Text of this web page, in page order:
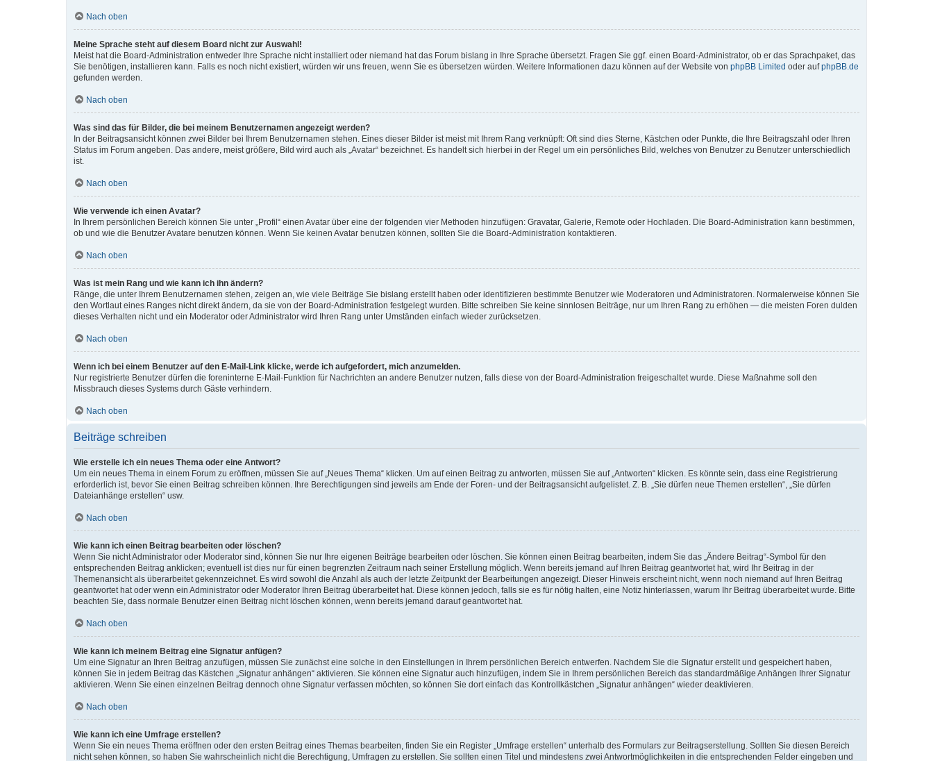
Nach oben
Meine Sprache steht auf diesem Board nicht zur Auswahl!
Meist hat die Board-Administration entweder Ihre Sprache nicht installiert oder niemand hat das Forum bislang in Ihre Sprache übersetzt. Fragen Sie ggf. einen Board-Administrator, ob er das Sprachpaket, das
Sie benötigen, installieren kann. Falls es noch nicht existiert, würden wir uns freuen, wenn Sie es übersetzen würden. Weitere Informationen dazu können auf der Website von phpBB Limited oder aufphpBB.de
gefunden werden.
Nach oben
Was sind das für Bilder, die bei meinem Benutzernamen angezeigt werden?
In der Beitragsansicht können zwei Bilder bei Ihrem Benutzernamen stehen. Eines dieser Bilder ist meist mit Ihrem Rang verknüpft: Oft sind dies Sterne, Kästchen oder Punkte, die Ihre Beitragszahl oder Ihren
Status im Forum angeben. Das andere, meist größere, Bild wird auch als „Avatar“ bezeichnet. Es handelt sich hierbei in der Regel um ein persönliches Bild, welches von Benutzer zu Benutzer unterschiedlich
ist.
Nach oben
Wie verwende ich einen Avatar?
In Ihrem persönlichen Bereich können Sie unter „Profil“ einen Avatar über eine der folgenden vier Methoden hinzufügen: Gravatar, Galerie, Remote oder Hochladen. Die Board-Administration kann bestimmen,
ob und wie die Benutzer Avatare benutzen können. Wenn Sie keinen Avatar benutzen können, sollten Sie die Board-Administration kontaktieren.
Nach oben
Was ist mein Rang und wie kann ich ihn ändern?
Ränge, die unter Ihrem Benutzernamen stehen, zeigen an, wie viele Beiträge Sie bislang erstellt haben oder identifizieren bestimmte Benutzer wie Moderatoren und Administratoren. Normalerweise können Sie
den Wortlaut eines Ranges nicht direkt ändern, da sie von der Board-Administration festgelegt wurden. Bitte schreiben Sie keine sinnlosen Beiträge, nur um Ihren Rang zu erhöhen — die meisten Foren dulden
dieses Verhalten nicht und ein Moderator oder Administrator wird Ihren Rang unter Umständen einfach wieder zurücksetzen.
Nach oben
Wenn ich bei einem Benutzer auf den E-Mail-Link klicke, werde ich aufgefordert, mich anzumelden.
Nur registrierte Benutzer dürfen die foreninterne E-Mail-Funktion für Nachrichten an andere Benutzer nutzen, falls diese von der Board-Administration freigeschaltet wurde. Diese Maßnahme soll den
Missbrauch dieses Systems durch Gäste verhindern.
Nach oben
Beiträge schreiben
Wie erstelle ich ein neues Thema oder eine Antwort?
Um ein neues Thema in einem Forum zu eröffnen, müssen Sie auf „Neues Thema“ klicken. Um auf einen Beitrag zu antworten, müssen Sie auf „Antworten“ klicken. Es könnte sein, dass eine Registrierung
erforderlich ist, bevor Sie einen Beitrag schreiben können. Ihre Berechtigungen sind jeweils am Ende der Foren- und der Beitragsansicht aufgelistet. Z. B. „Sie dürfen neue Themen erstellen“, „Sie dürfen
Dateianhänge erstellen“ usw.
Nach oben
Wie kann ich einen Beitrag bearbeiten oder löschen?
Wenn Sie nicht Administrator oder Moderator sind, können Sie nur Ihre eigenen Beiträge bearbeiten oder löschen. Sie können einen Beitrag bearbeiten, indem Sie das „Ändere Beitrag“-Symbol für den
entsprechenden Beitrag anklicken; eventuell ist dies nur für einen begrenzten Zeitraum nach seiner Erstellung möglich. Wenn bereits jemand auf Ihren Beitrag geantwortet hat, wird Ihr Beitrag in der
Themenansicht als überarbeitet gekennzeichnet. Es wird sowohl die Anzahl als auch der letzte Zeitpunkt der Bearbeitungen angezeigt. Dieser Hinweis erscheint nicht, wenn noch niemand auf Ihren Beitrag
geantwortet hat oder wenn ein Administrator oder Moderator Ihren Beitrag überarbeitet hat. Diese können jedoch, falls sie es für nötig halten, eine Notiz hinterlassen, warum Ihr Beitrag überarbeitet wurde. Bitte
beachten Sie, dass normale Benutzer einen Beitrag nicht löschen können, wenn bereits jemand darauf geantwortet hat.
Nach oben
Wie kann ich meinem Beitrag eine Signatur anfügen?
Um eine Signatur an Ihren Beitrag anzufügen, müssen Sie zunächst eine solche in den Einstellungen in Ihrem persönlichen Bereich entwerfen. Nachdem Sie die Signatur erstellt und gespeichert haben,
können Sie in jedem Beitrag das Kästchen „Signatur anhängen“ aktivieren. Sie können eine Signatur auch hinzufügen, indem Sie in Ihrem persönlichen Bereich das standardmäßige Anhängen Ihrer Signatur
aktivieren. Wenn Sie einen einzelnen Beitrag dennoch ohne Signatur verfassen möchten, so können Sie dort einfach das Kontrollkästchen „Signatur anhängen“ wieder deaktivieren.
Nach oben
Wie kann ich eine Umfrage erstellen?
Wenn Sie ein neues Thema eröffnen oder den ersten Beitrag eines Themas bearbeiten, finden Sie ein Register „Umfrage erstellen“ unterhalb des Formulars zur Beitragserstellung. Sollten Sie diesen Bereich
nicht sehen können, so haben Sie wahrscheinlich nicht die Berechtigung, Umfragen zu erstellen. Sie sollten einen Titel und mindestens zwei Antwortmöglichkeiten in die entsprechenden Felder eingeben und